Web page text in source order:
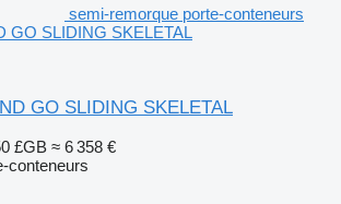
semi-remorque porte-conteneurs
GO SLIDING SKELETAL
GO SLIDING SKELETAL
£GB ≈ 6 358 €
conteneurs